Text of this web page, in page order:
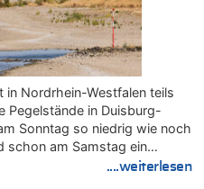
in Nordrhein-Westfalen teils
Pegelstände in Duisburg-
Sonntag so niedrig wie noch
schon am Samstag ein…
....weiterlesen